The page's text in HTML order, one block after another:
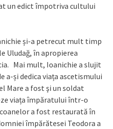
un edict împotriva cultului
și-a petrecut mult timp
Uludağ, în apropierea
Mai mult, Ioanichie a slujit
a-și dedica viața ascetismului
Mare a fost şi un soldat
viața împăratului într-o
a fost restaurată în
împărătesei Teodora a